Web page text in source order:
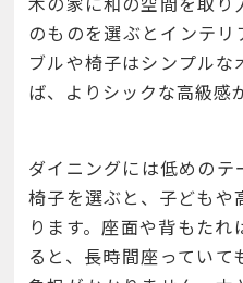
のものを選ぶとインテリ
ブルや椅子はシンプル
ば、よりシックな高級感
ダイニングには低めの
椅子を選ぶと、子どもや
ります。座面や背もた
ると、長時間座っていて